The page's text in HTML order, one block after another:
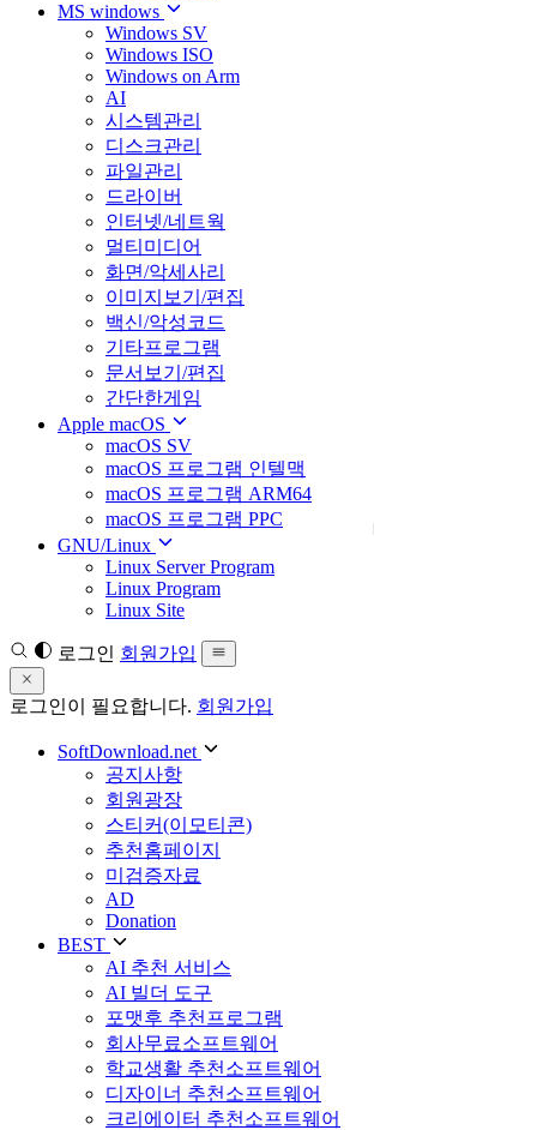
MS windows
Windows SV
Windows ISO
Windows on Arm
AI
시스템관리
디스크관리
파일관리
드라이버
인터넷/네트웍
멀티미디어
화면/악세사리
이미지보기/편집
백신/악성코드
기타프로그램
문서보기/편집
간단한게임
Apple macOS
macOS SV
macOS 프로그램 인텔맥
macOS 프로그램 ARM64
macOS 프로그램 PPC
GNU/Linux
Linux Server Program
Linux Program
Linux Site
로그인 회원가입
로그인이 필요합니다. 회원가입
SoftDownload.net
공지사항
회원광장
스티커(이모티콘)
추천홈페이지
미검증자료
AD
Donation
BEST
AI 추천 서비스
AI 빌더 도구
포맷후 추천프로그램
회사무료소프트웨어
학교생활 추천소프트웨어
디자이너 추천소프트웨어
크리에이터 추천소프트웨어